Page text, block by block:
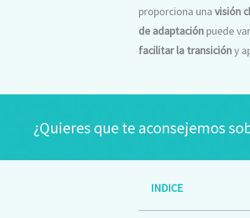
proporciona una visión
de adaptación puede
facilitar la transicióny
¿Quieres que te aconsejemos
INDICE